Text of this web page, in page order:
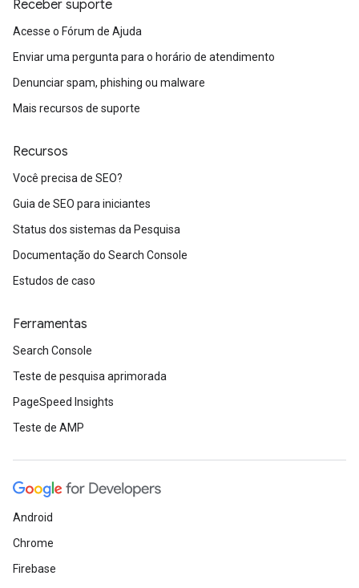
Receber suporte
Acesse o Fórum de Ajuda
Enviar uma pergunta para o horário de atendimento
Denunciar spam, phishing ou malware
Mais recursos de suporte
Recursos
Você precisa de SEO?
Guia de SEO para iniciantes
Status dos sistemas da Pesquisa
Documentação do Search Console
Estudos de caso
Ferramentas
Search Console
Teste de pesquisa aprimorada
PageSpeed Insights
Teste de AMP
Android
Chrome
Firebase